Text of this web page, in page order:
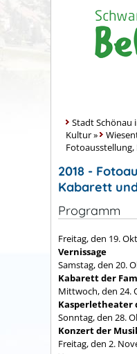
Stadt Schönau
Kultur»
2018 -
Kabarett
Programm
Freitag, den 19.
Vernissage
Samstag, den 20.
Kabarett der
Mittwoch, den 24.
Kasperletheater
Sonntag, den 28.
Konzert der
Freitag, den 2.